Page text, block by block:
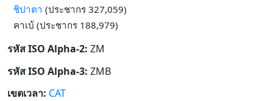
ชิปาตา (ประชากร 327,059)
คาเบ้ (ประชากร 188,979)
รหัส ISO Alpha-2: ZM
รหัส ISO Alpha-3: ZMB
เขตเวลา: CAT